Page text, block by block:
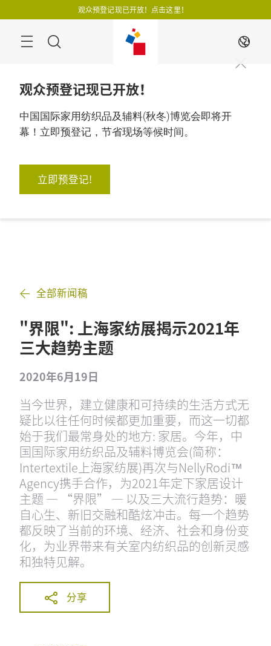
过
观众预登记现已开放！点击这里！
ZH
观众预登记现已开放！
中国国际家用纺织品及辅料(秋冬)博览会即将开
幕！立即预登记，节省现场等候时间。
立即预登记!
全部新闻稿
"界限": 上海家纺展揭示2021年
三大趋势主题
2020年6月19日
当今世界，建立健康和可持续的生活方式无
疑比以往任何时候都更加重要，而这一切都
始于我们最常身处的地方: 家居。今年，中
国国际家用纺织品及辅料博览会(简称：
Intertextile上海家纺展)再次与NellyRodi™
Agency携手合作，为2021年定下家居设计
主题 — “界限” — 以及三大流行趋势：暖
自心生、新旧交融和酷炫冲击。每一个趋势
都反映了当前的环境、经济、社会和身份变
化，为业界带来有关室内纺织品的创新灵感
和独特见解。
分享